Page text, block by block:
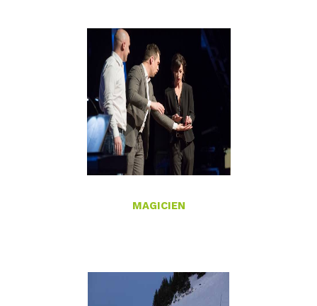
MAGICIEN